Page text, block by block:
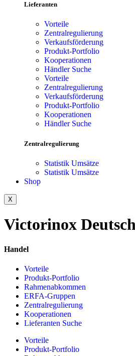
Lieferanten
Vorteile
Zentralregulierung
Verkaufsförderung
Produkt-Portfolio
Kooperationen
Händler Suche
Vorteile
Zentralregulierung
Verkaufsförderung
Produkt-Portfolio
Kooperationen
Händler Suche
Zentralregulierung
Statistik Umsätze
Statistik Umsätze
Shop
X
Victorinox
Handel
Vorteile
Produkt-Portfolio
Rahmenabkommen
ERFA-Gruppen
Zentralregulierung
Kooperationen
Lieferanten Suche
Vorteile
Produkt-Portfolio